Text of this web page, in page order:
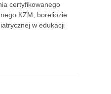
certyfikowanego
KZM, boreliozie
w edukacji